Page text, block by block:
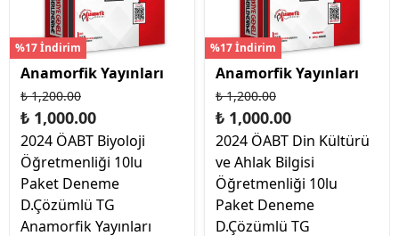
%17 İndirim
Anamorfik Yayınları
₺ 1,200.00
₺ 1,000.00
2024 ÖABT Biyoloji
Öğretmenliği 10lu
Paket Deneme
D.Çözümlü TG
Anamorfik Yayınları
%17 İndirim
Anamorfik Yayınları
₺ 1,200.00
₺ 1,000.00
2024 ÖABT Din Kültürü
ve Ahlak Bilgisi
Öğretmenliği 10lu
Paket Deneme
D.Çözümlü TG